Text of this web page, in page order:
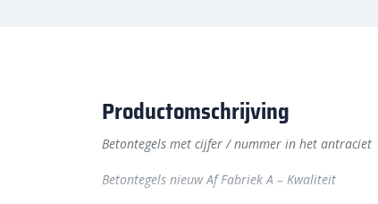
Productomschrijving
Betontegels met cijfer / nummer in het antraciet
Betontegels nieuw Af Fabriek A – Kwaliteit